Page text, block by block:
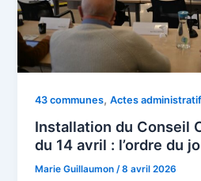
43 communes,Actes
Installation du Conseil
du 14 avril : l’ordre du
Marie Guillaumon/8 avril 2026